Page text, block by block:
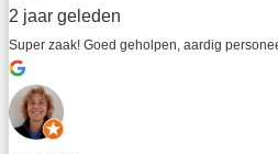
2 jaar geleden
Super zaak! Goed geholpen, aardig